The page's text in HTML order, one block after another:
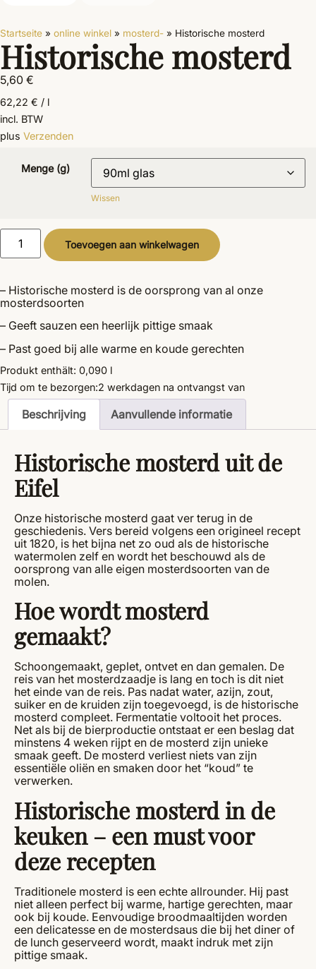
Startseite » online winkel » mosterd- » Historische mosterd
Historische mosterd
5,60 €
62,22 € / l
incl. BTW
plus Verzenden
Menge (g)
Wissen
Toevoegen aan winkelwagen
– Historische mosterd is de oorsprong van al onze
mosterdsoorten
– Geeft sauzen een heerlijk pittige smaak
– Past goed bij alle warme en koude gerechten
Produkt enthält: 0,090 l
Tijd om te bezorgen:2 werkdagen na ontvangst van
Beschrijving Aanvullende informatie
Historische mosterd uit de
Eifel
Onze historische mosterd gaat ver terug in de
geschiedenis. Vers bereid volgens een origineel recept
uit 1820, is het bijna net zo oud als de historische
watermolen zelf en wordt het beschouwd als de
oorsprong van alle eigen mosterdsoorten van de
molen.
Hoe wordt mosterd
gemaakt?
Schoongemaakt, geplet, ontvet en dan gemalen. De
reis van het mosterdzaadje is lang en toch is dit niet
het einde van de reis. Pas nadat water, azijn, zout,
suiker en de kruiden zijn toegevoegd, is de historische
mosterd compleet. Fermentatie voltooit het proces.
Net als bij de bierproductie ontstaat er een beslag dat
minstens 4 weken rijpt en de mosterd zijn unieke
smaak geeft. De mosterd verliest niets van zijn
essentiële oliën en smaken door het “koud” te
verwerken.
Historische mosterd in de
keuken – een must voor
deze recepten
Traditionele mosterd is een echte allrounder. Hij past
niet alleen perfect bij warme, hartige gerechten, maar
ook bij koude. Eenvoudige broodmaaltijden worden
een delicatesse en de mosterdsaus die bij het diner of
de lunch geserveerd wordt, maakt indruk met zijn
pittige smaak.